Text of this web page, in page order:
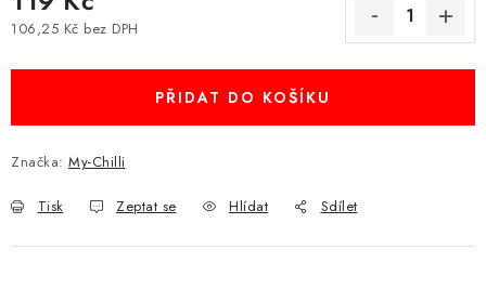
106,25 Kč bez DPH
PŘIDAT DO KOŠÍKU
Značka: My-Chilli
Tisk Zeptat se Hlídat Sdílet